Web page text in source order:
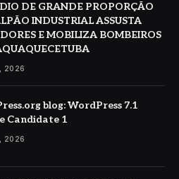
DE GRANDE PROPORÇÃO
INDUSTRIAL ASSUSTA
E MOBILIZA BOMBEIROS
2026
blog: WordPress 7.1
Candidate 1
2026